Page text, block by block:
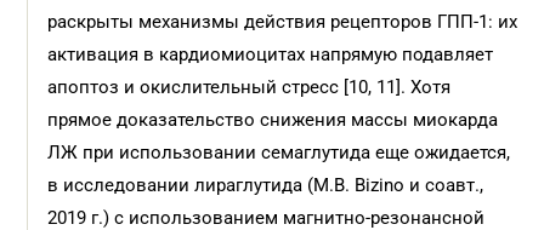
раскрыты механизмы действия рецепторов ГПП-1: их
активация в кардиомиоцитах напрямую подавляет
апоптоз и окислительный стресс [10, 11]. Хотя
прямое доказательство снижения массы миокарда
ЛЖ при использовании семаглутида еще ожидается,
в исследовании лираглутида (M.B. Bizino и соавт.,
2019 г.) с использованием магнитно-резонансной